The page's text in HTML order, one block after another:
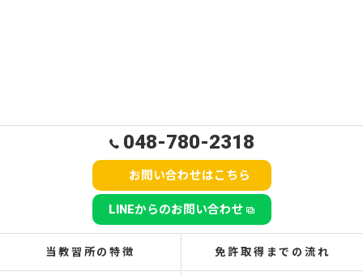
048-780-2318
お問い合わせはこちら
LINEからのお問い合わせ
当教習所の特徴 免許取得までの流れ